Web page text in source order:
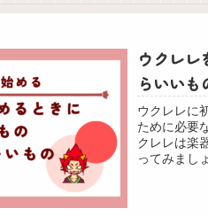
ウクレ
らいいも
ウクレレに
ために必要
クレレは楽
ってみまし